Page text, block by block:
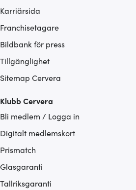
Karriärsida
Franchisetagare
Bildbank för press
Tillgänglighet
Sitemap Cervera
Klubb Cervera
Bli medlem / Logga in
Digitalt medlemskort
Prismatch
Glasgaranti
Tallriksgaranti